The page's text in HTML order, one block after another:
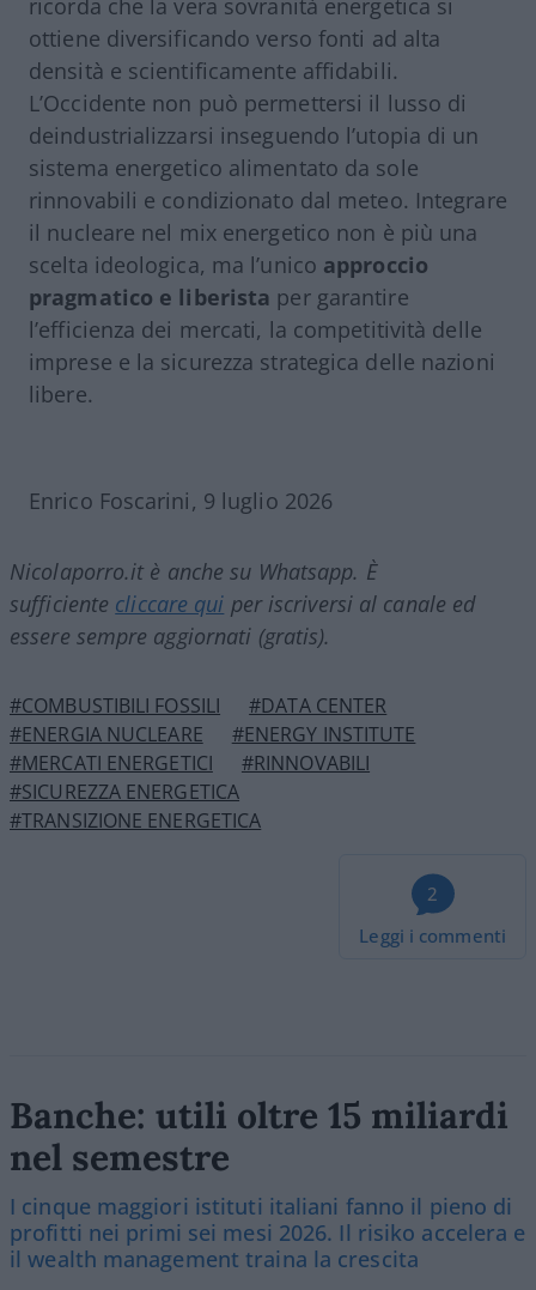
ottiene diversificando verso fonti ad alta
densità e scientificamente affidabili.
L’Occidente non può permettersi il lusso di
deindustrializzarsi inseguendo l’utopia di un
sistema energetico alimentato da sole
rinnovabili e condizionato dal meteo. Integrare
il nucleare nel mix energetico non è più una
scelta ideologica, ma l’unico approccio
pragmatico e liberista per garantire
l’efficienza dei mercati, la competitività delle
imprese e la sicurezza strategica delle nazioni
libere.
Enrico Foscarini, 9 luglio 2026
Nicolaporro.it è anche su Whatsapp. È
sufficiente cliccare qui per iscriversi al canale ed
essere sempre aggiornati (gratis).
#COMBUSTIBILI FOSSILI
#DATA CENTER
#ENERGIA NUCLEARE
#ENERGY INSTITUTE
#MERCATI ENERGETICI
#RINNOVABILI
#SICUREZZA ENERGETICA
#TRANSIZIONE ENERGETICA
2
Leggi i commenti
Banche: utili oltre 15 miliardi
nel semestre
I cinque maggiori istituti italiani fanno il pieno di
profitti nei primi sei mesi 2026. Il risiko accelera e
il wealth management traina la crescita